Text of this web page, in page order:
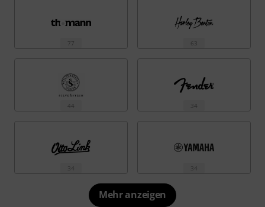
77 63
44 34
34 34
Mehr anzeigen